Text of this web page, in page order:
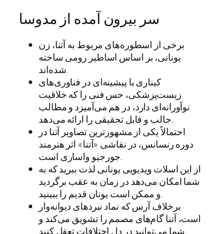
سر بیرون آمده از مدوسا
برخی از اسطوره‌های مربوط به آتنا، زن
یونانی، بر اساس اساطیر رومی ساخته
شده‌اند.
کیناری با پیشینه‌ای در فناوری‌های
زیست‌پزشکی، حس فنی را که خلاقیت
نوآورانه‌ای دارد، در هم می‌آمیزد و مطالب
جالب و قابل تحقیقی را ارائه می‌دهد.
احتمالاً یکی از مشهورترین تصاویر آتنا در
دوره رنسانس، در نقاشی «آتنا» اثر هنرمند
جورجیو واساری است.
از این اسلات ویدیویی یونانی لذت ببرید که به
شما امکان می‌دهد در زمان به عقب برگردید
و ممکن است یونان قدیم را ببینید.
برخلاف آرس که نماد نبردهای دیوانه‌وار
است، آتنا گام‌های مصمم را تشویق می‌کند و
شما می‌توانید در دل اختلافات تعقل کنید.